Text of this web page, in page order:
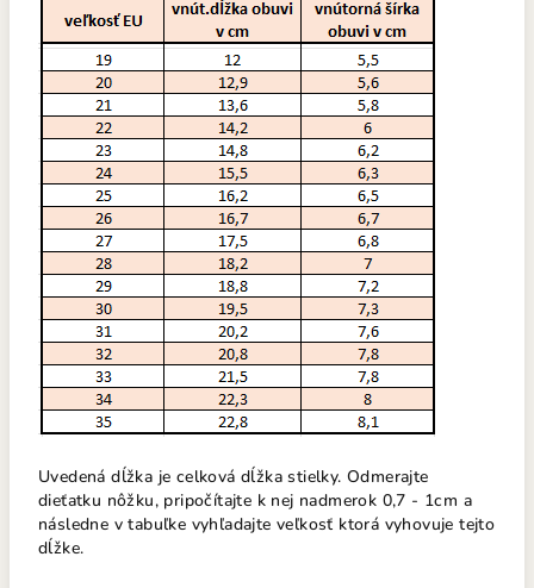
Uvedená dĺžka je celková dĺžka stielky. Odmerajte
dieťatku nôžku, pripočítajte k nej nadmerok 0,7 - 1cm a
následne v tabuľke vyhľadajte veľkosť ktorá vyhovuje tejto
dĺžke.